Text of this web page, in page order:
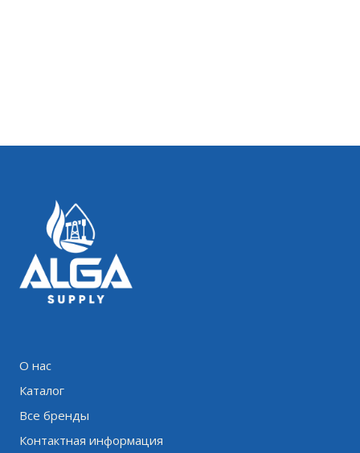
О нас
Каталог
Все бренды
Контактная информация